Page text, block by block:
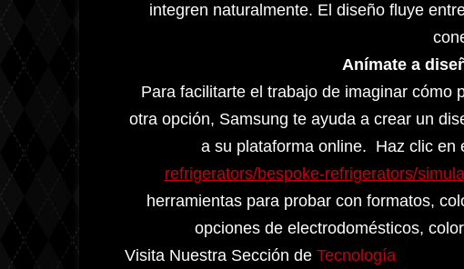
integren naturalmente. El diseño fluye
Anímate a
Para facilitarte el trabajo de imaginar cómo
otra opción, Samsung te ayuda a crear un
a su plataforma online. Haz clic en
refrigerators/bespoke-refrigerators/
herramientas para probar con formatos,
opciones de electrodomésticos,
Visita Nuestra Sección de Tecnología